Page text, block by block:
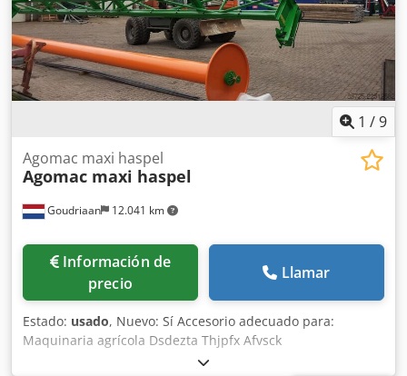
1 /9
Goudriaan 12.041 km
Agomac maxi haspel
Agomac maxi haspel
Información de
precio
Llamar
Estado: usado, Nuevo: Sí Accesorio adecuado para:
Maquinaria agrícola Dsdezta Thjpfx Afvsck